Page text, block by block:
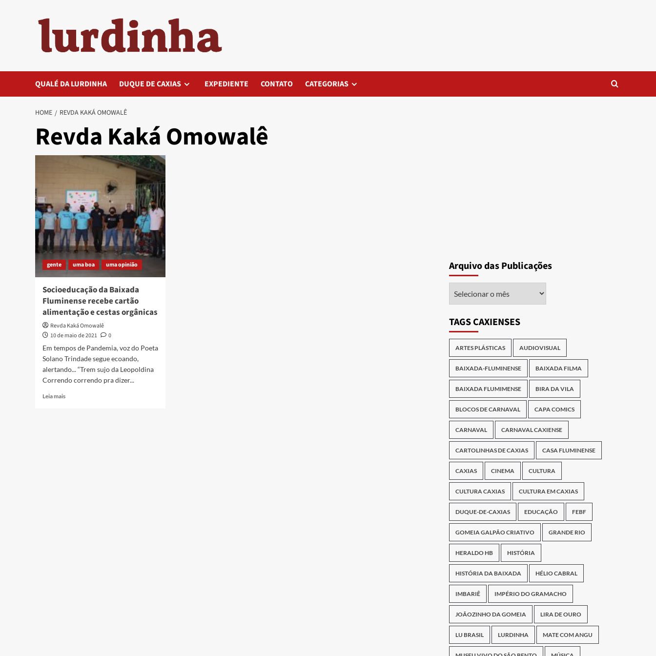
QUALÉ DA LURDINHA DUQUE DE CAXIAS EXPEDIENTE CONTATO CATEGORIAS
HOME REVDA KAKÁ OMOWALÊ
Revda Kaká Omowalê
gente uma boa uma opinião
Socioeducação da Baixada
Fluminense recebe cartão
alimentação e cestas orgânicas
Revda Kaká Omowalê
10 de maio de 2021
0
Em tempos de Pandemia, voz do Poeta
Solano Trindade segue ecoando,
alertando... “Trem sujo da Leopoldina
Correndo correndo pra dizer...
Leia maisRead
Arquivo das Publicações
TAGS CAXIENSES
ARTES PLÁSTICAS AUDIOVISUAL
BAIXADA-FLUMINENSE BAIXADA FILMA
BAIXADA FLUMIMENSE BIRA DA VILA
BLOCOS DE CARNAVAL CAPA COMICS
CARNAVAL CARNAVAL CAXIENSE
CARTOLINHAS DE CAXIAS CASA FLUMINENSE
CAXIAS CINEMA CULTURA
CULTURA CAXIAS CULTURA EM CAXIAS
DUQUE-DE-CAXIAS EDUCAÇÃO FEBF
GOMEIA GALPÃO CRIATIVO GRANDE RIO
HERALDO HB HISTÓRIA
HISTÓRIA DA BAIXADA HÉLIO CABRAL
IMBARIÊ IMPÉRIO DO GRAMACHO
JOÃOZINHO DA GOMEIA LIRA DE OURO
LU BRASIL LURDINHA MATE COM ANGU